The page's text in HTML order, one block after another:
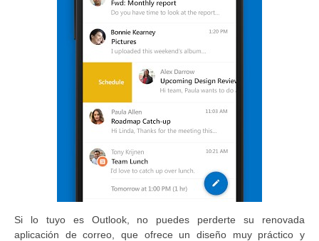
Si lo tuyo es Outlook, no puedes perderte su renovada
aplicación de correo, que ofrece un diseño muy práctico y